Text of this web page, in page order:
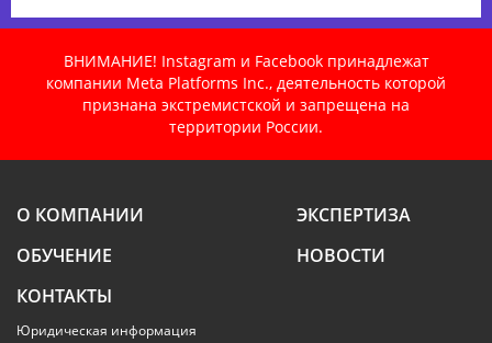
ВНИМАНИЕ! Instagram и Facebook принадлежат
компании Meta Platforms Inc., деятельность которой
признана экстремистской и запрещена на
территории России.
О КОМПАНИИ
ЭКСПЕРТИЗА
ОБУЧЕНИЕ
НОВОСТИ
КОНТАКТЫ
Юридическая информация